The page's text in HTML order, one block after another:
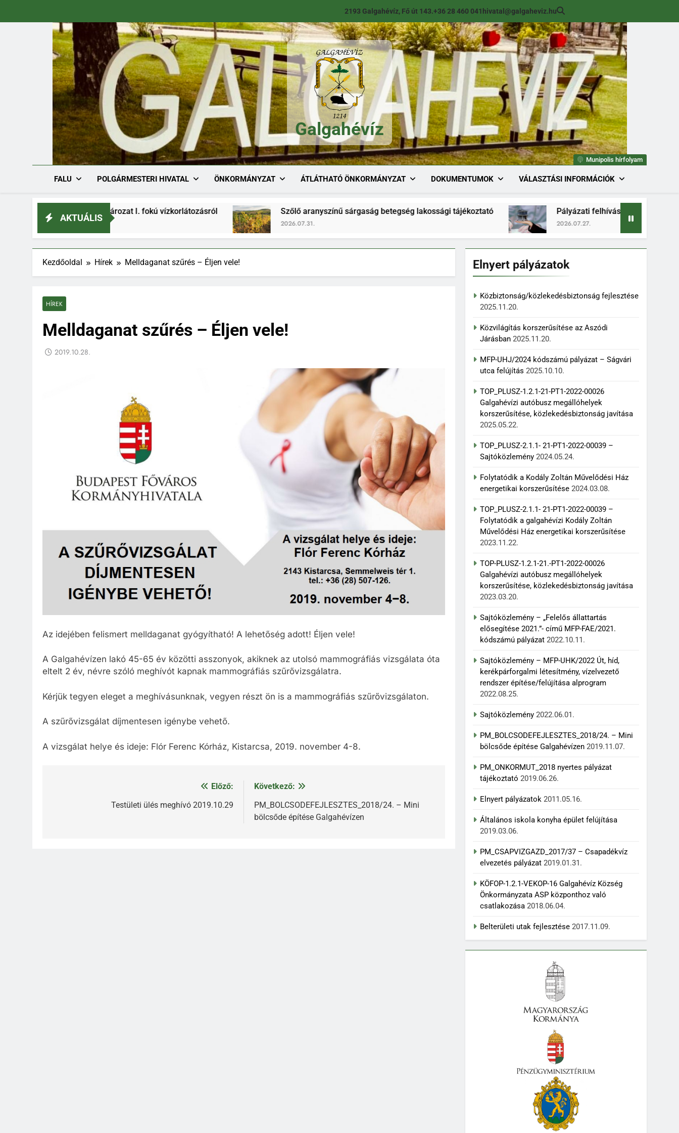
2193 Galgahévíz, Fő út 143.+36 28 460 041 hivatal@galgaheviz.hu
Galgahévíz
Galgahévíz
Munipolis hírfolyam
FALU POLGÁRMESTERI HIVATAL ÖNKORMÁNYZAT ÁTLÁTHATÓ ÖNKORMÁNYZAT DOKUMENTUMOK VÁLASZTÁSI INFORMÁCIÓK
AKTUÁLIS
1536-1/2026. határozat I. fokú vízkorlátozásról Szőlő aranyszínű sárgaság betegség lakossági tájékoztató
2026.07.31.
Pályázati felhívás (módosított) ingatlan
2026.07.27.
Kezdőoldal Hírek Melldaganat szűrés – Éljen vele!
HÍREK
Melldaganat szűrés – Éljen vele!
2019.10.28.
Az idejében felismert melldaganat gyógyítható! A lehetőség adott! Éljen vele!
A Galgahévízen lakó 45-65 év közötti asszonyok, akiknek az utolsó mammográfiás vizsgálata óta
eltelt 2 év, névre szóló meghívót kapnak mammográfiás szűrővizsgálatra.
Kérjük tegyen eleget a meghívásunknak, vegyen részt ön is a mammográfiás szűrővizsgálaton.
A szűrővizsgálat díjmentesen igénybe vehető.
A vizsgálat helye és ideje: Flór Ferenc Kórház, Kistarcsa, 2019. november 4-8.
Előző:
Testületi ülés meghívó 2019.10.29
Következő:
PM_BOLCSODEFEJLESZTES_2018/24. – Mini
bölcsőde építése Galgahévízen
Elnyert pályázatok
Közbiztonság/közlekedésbiztonság fejlesztése
2025.11.20.
Közvilágítás korszerűsítése az Aszódi
Járásban 2025.11.20.
MFP-UHJ/2024 kódszámú pályázat – Ságvári
utca felújítás 2025.10.10.
TOP_PLUSZ-1.2.1-21-PT1-2022-00026
Galgahévízi autóbusz megállóhelyek
korszerűsítése, közlekedésbiztonság javítása
2025.05.22.
TOP_PLUSZ-2.1.1- 21-PT1-2022-00039 –
Sajtóközlemény 2024.05.24.
Folytatódik a Kodály Zoltán Művelődési Ház
energetikai korszerűsítése 2024.03.08.
TOP_PLUSZ-2.1.1- 21-PT1-2022-00039 –
Folytatódik a galgahévízi Kodály Zoltán
Művelődési Ház energetikai korszerűsítése
2023.11.22.
TOP-PLUSZ-1.2.1-21.-PT1-2022-00026
Galgahévízi autóbusz megállóhelyek
korszerűsítése, közlekedésbiztonság javítása
2023.03.20.
Sajtóközlemény – „Felelős állattartás
elősegítése 2021.”- című MFP-FAE/2021.
kódszámú pályázat 2022.10.11.
Sajtóközlemény – MFP-UHK/2022 Út, híd,
kerékpárforgalmi létesítmény, vízelvezető
rendszer építése/felújítása alprogram
2022.08.25.
Sajtóközlemény 2022.06.01.
PM_BOLCSODEFEJLESZTES_2018/24. – Mini
bölcsőde építése Galgahévízen 2019.11.07.
PM_ONKORMUT_2018 nyertes pályázat
tájékoztató 2019.06.26.
Elnyert pályázatok 2011.05.16.
Általános iskola konyha épület felújítása
2019.03.06.
PM_CSAPVIZGAZD_2017/37 – Csapadékvíz
elvezetés pályázat 2019.01.31.
KÖFOP-1.2.1-VEKOP-16 Galgahévíz Község
Önkormányzata ASP központhoz való
csatlakozása 2018.06.04.
Belterületi utak fejlesztése 2017.11.09.